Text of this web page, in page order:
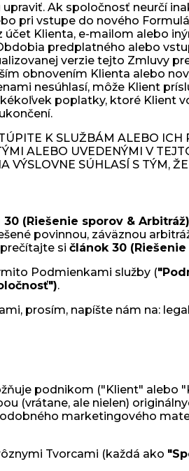
Ak spoločnosť neurčí
pri vstupe do nového
Klienta, e-mailom alebo
predplatného alebo
verzie tejto Zmluvy
obnovením Klienta alebo
nesúhlasí, môže Klient
poplatky, ktoré Klient
K SLUŽBÁM ALEBO ICH
ALEBO UVEDENÝMI V
VÝSLOVNE SÚHLASÍ S TÝM,
30 (Riešenie sporov &
povinnou, záväznou
si článok 30
Podmienkami služby (
.
prosím, napíšte nám na:
podnikom ("Klient" alebo
(vrátane, ale nielen)
marketingového
Tvorcami (každá ako